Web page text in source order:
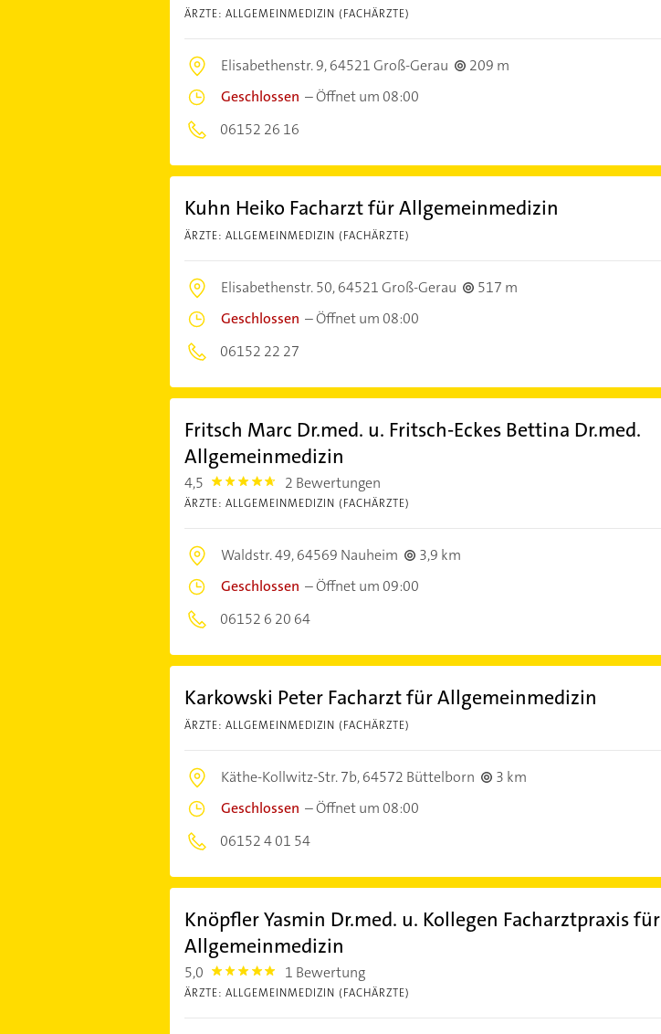
ÄRZTE: ALLGEMEINMEDIZIN (FACHÄRZTE)
Elisabethenstr. 9,64521 Groß-Gerau
209 m
Geschlossen –Öffnet um 08:00
06152 26 16
Kuhn Heiko Facharzt für Allgemeinmedizin
ÄRZTE: ALLGEMEINMEDIZIN (FACHÄRZTE)
Elisabethenstr. 50,64521 Groß-Gerau
517 m
Geschlossen –Öffnet um 08:00
06152 22 27
Fritsch Marc Dr.med. u. Fritsch-Eckes Bettina Dr.med.
Allgemeinmedizin
4,5 4.5 2 Bewertungen
ÄRZTE: ALLGEMEINMEDIZIN (FACHÄRZTE)
Waldstr. 49,64569 Nauheim
3,9 km
Geschlossen –Öffnet um 09:00
06152 6 20 64
Karkowski Peter Facharzt für Allgemeinmedizin
ÄRZTE: ALLGEMEINMEDIZIN (FACHÄRZTE)
Käthe-Kollwitz-Str. 7b,64572 Büttelborn
3 km
Geschlossen –Öffnet um 08:00
06152 4 01 54
Knöpfler Yasmin Dr.med. u. Kollegen Facharztpraxis für
Allgemeinmedizin
5,0 5.0 1 Bewertung
ÄRZTE: ALLGEMEINMEDIZIN (FACHÄRZTE)